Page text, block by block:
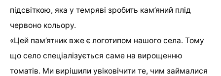
підсвіткою, яка у темряві зробить кам’яний плід
червоно кольору.
«Цей пам’ятник вже є логотипом нашого села. Тому
що село спеціалізується саме на вирощенню
томатів. Ми вирішили увіковічити те, чим займалися